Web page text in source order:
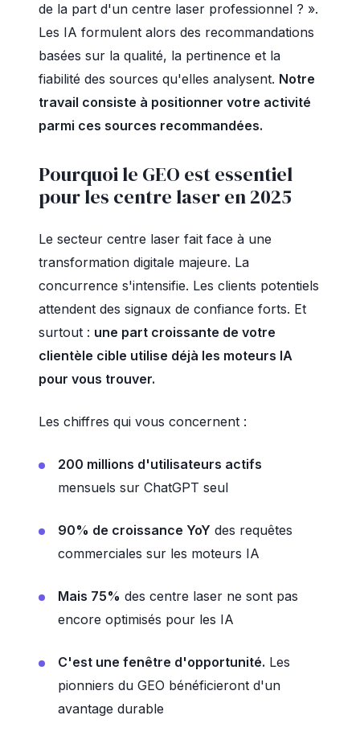
de la part d'un centre laser professionnel ? ».
Les IA formulent alors des recommandations
basées sur la qualité, la pertinence et la
fiabilité des sources qu'elles analysent. Notre
travail consiste à positionner votre activité
parmi ces sources recommandées.
Pourquoi le GEO est essentiel
pour les centre laser en 2025
Le secteur centre laser fait face à une
transformation digitale majeure. La
concurrence s'intensifie. Les clients potentiels
attendent des signaux de confiance forts. Et
surtout : une part croissante de votre
clientèle cible utilise déjà les moteurs IA
pour vous trouver.
Les chiffres qui vous concernent :
200 millions d'utilisateurs actifs
mensuels sur ChatGPT seul
90% de croissance YoY des requêtes
commerciales sur les moteurs IA
Mais 75% des centre laser ne sont pas
encore optimisés pour les IA
C'est une fenêtre d'opportunité. Les
pionniers du GEO bénéficieront d'un
avantage durable